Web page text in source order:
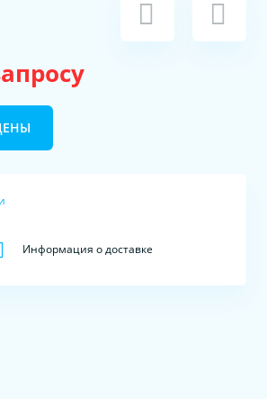
Информация о доставке